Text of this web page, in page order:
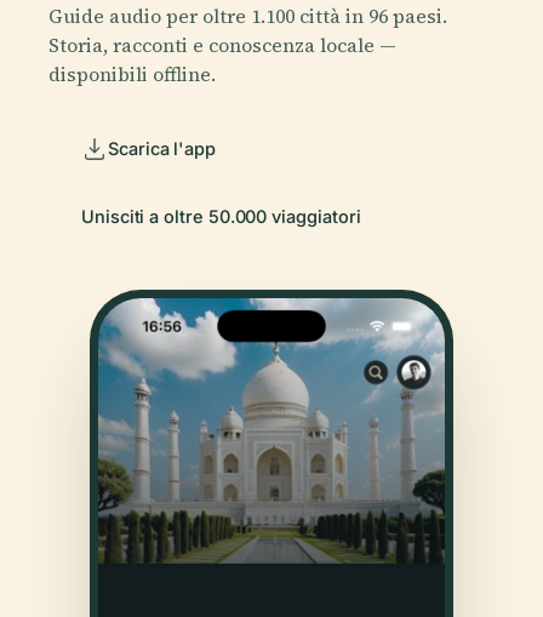
Guide audio per oltre 1.100 città in 96 paesi.
Storia, racconti e conoscenza locale —
disponibili offline.
Scarica l'app
Unisciti a oltre 50.000 viaggiatori